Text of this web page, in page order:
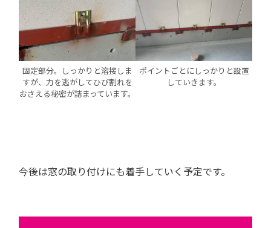
固定部分。しっかりと溶接しま
すが、力を逃がしてひび割れを
おさえる秘密が詰まっています。
ポイントごとにしっかりと設置
していきます。
今後は窓の取り付けにも着手していく予定です。